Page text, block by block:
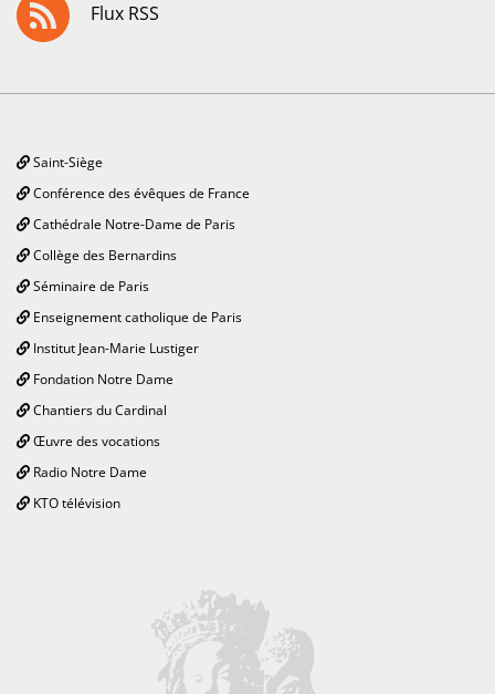
Flux RSS
Saint-Siège
Conférence des évêques de France
Cathédrale Notre-Dame de Paris
Collège des Bernardins
Séminaire de Paris
Enseignement catholique de Paris
Institut Jean-Marie Lustiger
Fondation Notre Dame
Chantiers du Cardinal
Œuvre des vocations
Radio Notre Dame
KTO télévision